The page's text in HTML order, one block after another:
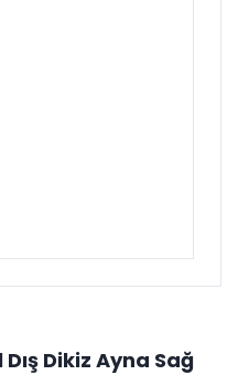
Dikiz Ayna Sağ